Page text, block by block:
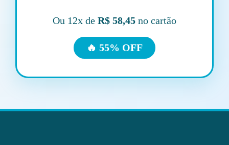
Ou 12x de R$ 58,45no cartão
🔥 55% OFF